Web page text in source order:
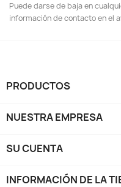
Puede darse de baja en
información de contacto en el
PRODUCTOS
NUESTRA EMPRESA
SU CUENTA
INFORMACIÓN DE LA